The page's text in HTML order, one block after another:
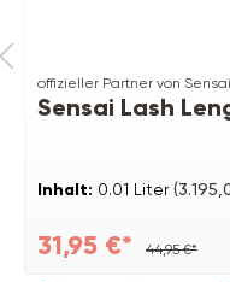
offizieller Partner von Sensai
Sensai Lash
Inhalt: 0.01 Liter
31,95 €* 44,95 €*